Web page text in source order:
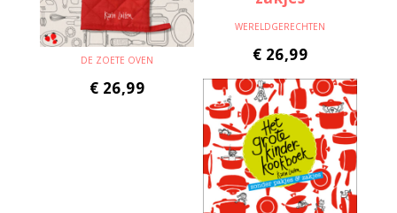
DE ZOETE OVEN
€ 26,99
WERELDGERECHTEN
€ 26,99